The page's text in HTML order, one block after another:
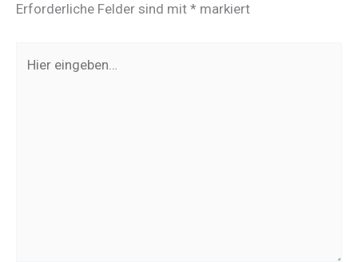
Erforderliche Felder sind mit * markiert